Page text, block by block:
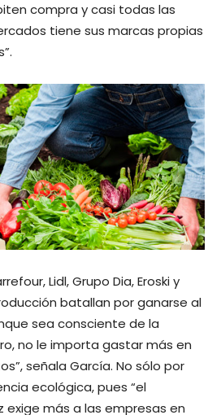
compra y casi todas las
tiene sus marcas propias
Lidl, Grupo Dia, Eroski y
batallan por ganarse al
sea consciente de la
no le importa gastar más en
señala García. No sólo por
ecológica, pues “el
exige más a las empresas en